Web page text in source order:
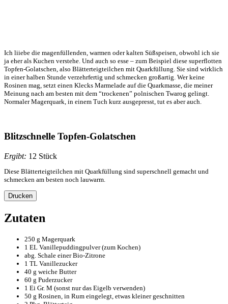
Ich liiebe die magenfüllenden, warmen oder kalten Süßspeisen, obwohl ich sie
ja eher als Kuchen verstehe. Und auch so esse – zum Beispiel diese superflotten
Topfen-Golatschen, also Blätterteigteilchen mit Quarkfüllung. Sie sind wirklich
in einer halben Stunde verzehrfertig und schmecken großartig. Wer keine
Rosinen mag, setzt einen Klecks Marmelade auf die Quarkmasse, die meiner
Meinung nach am besten mit dem “trockenen” polnischen Twarog gelingt.
Normaler Magerquark, in einem Tuch kurz ausgepresst, tut es aber auch.
Blitzschnelle Topfen-Golatschen
Ergibt: 12 Stück
Diese Blätterteigteilchen mit Quarkfüllung sind superschnell gemacht und
schmecken am besten noch lauwarm.
Drucken
Zutaten
250 g Magerquark
1 EL Vanillepuddingpulver (zum Kochen)
abg. Schale einer Bio-Zitrone
1 TL Vanillezucker
40 g weiche Butter
60 g Puderzucker
1 Ei Gr. M (sonst nur das Eigelb verwenden)
50 g Rosinen, in Rum eingelegt, etwas kleiner geschnitten